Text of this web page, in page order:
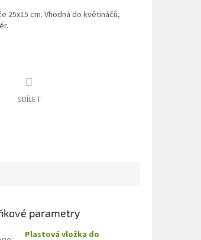
25x15 cm. Vhodná do květináčů,
SDÍLET
parametry
Plastová vložka do